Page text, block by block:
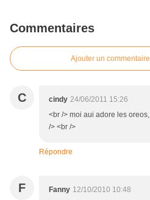
Commentaires
Ajouter un commentaire
C cindy 24/06/2011 15:26
<br /> moi aui adore les
/> <br />
Répondre
F Fanny 12/10/2010 10:48